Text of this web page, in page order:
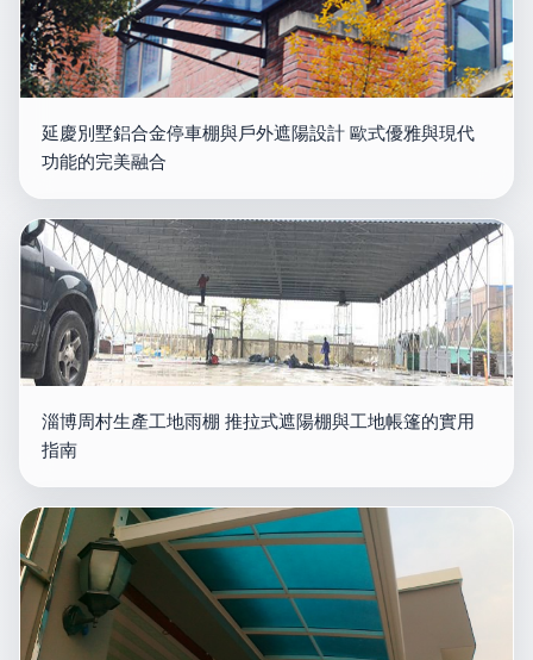
延慶別墅鋁合金停車棚與戶外遮陽設計 歐式優雅與現代
功能的完美融合
淄博周村生產工地雨棚 推拉式遮陽棚與工地帳篷的實用
指南